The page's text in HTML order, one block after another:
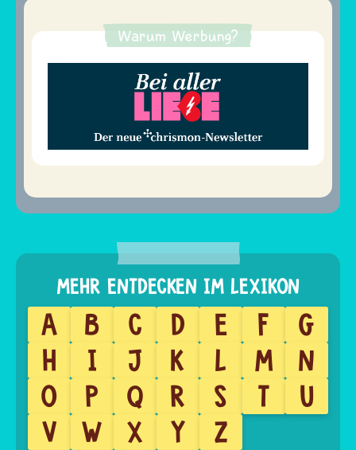
Warum Werbung?
A B C D E F
G
H
I J K L M
N
O
P Q R S T
U
V
W X Y Z